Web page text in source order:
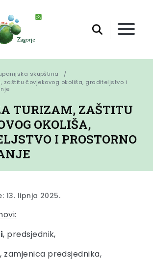
skupština
zaštitu čovjekovog okoliša, graditeljstvo i
TURIZAM, ZAŠTITU
OKOLIŠA,
I PROSTORNO
13. lipnja 2025.
, predsjednik,
, zamjenica predsjednika,